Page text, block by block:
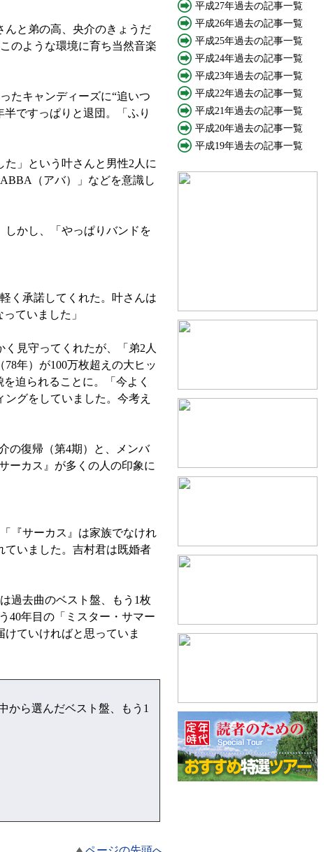
と弟の高、央介のきょうだ
のような環境に育ち当然音楽
たキャンディーズに“追いつ
ですっぱりと退団。「ふり
」という叶さんと男性2人に
（アバ）」などを意識し
かし、「やっぱりバンドを
く承諾してくれた。叶さんは
ていました」
見守ってくれたが、「弟2人
年）が100万枚超えの大ヒッ
迫られることに。「今よく
グをしていました。今考え
の復帰（第4期）と、メンバ
ーカス』が多くの人の印象に
『サーカス』は家族でなけれ
ていました。吉村君は既婚者
過去曲のベスト盤、もう1枚
40年目の「ミスター・サマー
ていければと思っていま
から選んだベスト盤、もう1
平成27年過去の記事一覧
平成26年過去の記事一覧
平成25年過去の記事一覧
平成24年過去の記事一覧
平成23年過去の記事一覧
平成22年過去の記事一覧
平成21年過去の記事一覧
平成20年過去の記事一覧
平成19年過去の記事一覧